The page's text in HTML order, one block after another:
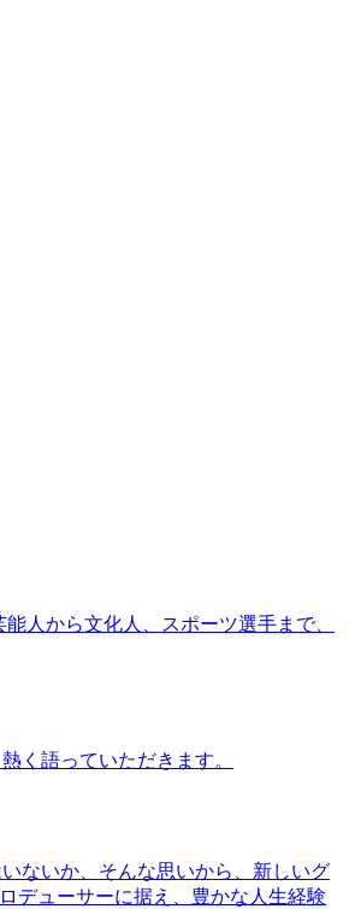
人から文化人、スポーツ選手まで、
く語っていただきます。
ないか、そんな思いから、新しいグ
デューサーに据え、豊かな人生経験